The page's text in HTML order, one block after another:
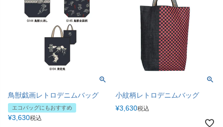
鳥獣戯画レトロデニムバッグ
エコバッグにもおすすめ
¥3,630税込
小紋柄レトロデニムバッグ
¥3,630税込